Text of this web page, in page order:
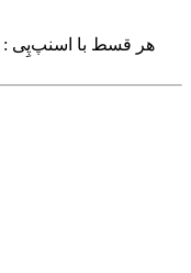
هر قسط با اسنپ‌پِی :